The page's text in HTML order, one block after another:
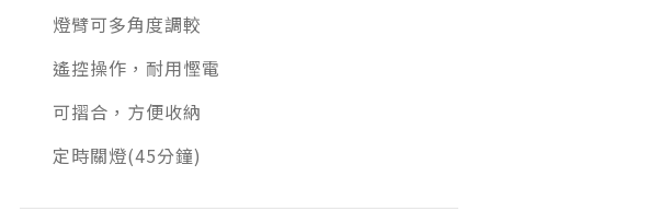
燈臂可多角度調較
遙控操作，耐用慳電
可摺合，方便收納
定時關燈(45分鐘)